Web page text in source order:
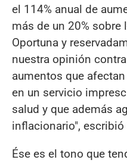
el 114% anual de
más de un 20%
Oportuna y
nuestra opinión
aumentos que
en un servicio
salud y que además
inflacionario", escribió
Ése es el tono que